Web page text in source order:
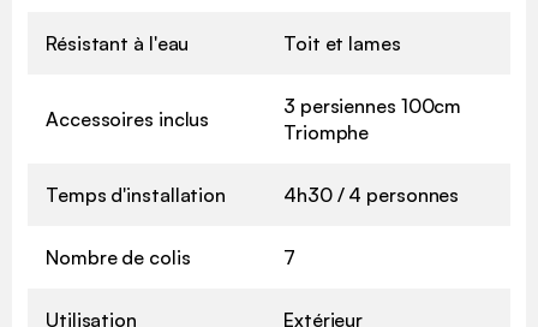
Résistant à l'eau Toit et lames
Accessoires inclus
3 persiennes 100cm
Triomphe
Temps d'installation 4h30 / 4 personnes
Nombre de colis 7
Utilisation Extérieur